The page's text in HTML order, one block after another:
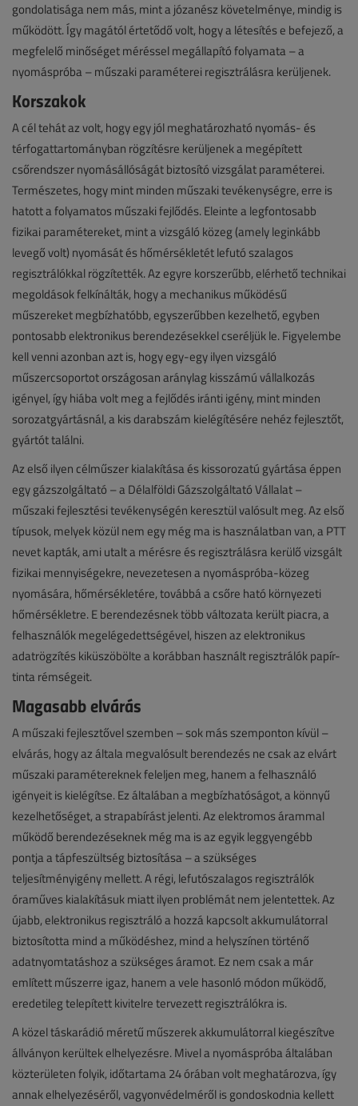
gondolatisága nem más, mint a józanész követelménye, mindig is
működött. Így magától értetődő volt, hogy a létesítés e befejező, a
megfelelő minőséget méréssel megállapító folyamata – a
nyomáspróba – műszaki paraméterei regisztrálásra kerüljenek.
Korszakok
A cél tehát az volt, hogy egy jól meghatározható nyomás- és
térfogattartományban rögzítésre kerüljenek a megépített
csőrendszer nyomásállóságát biztosító vizsgálat paraméterei.
Természetes, hogy mint minden műszaki tevékenységre, erre is
hatott a folyamatos műszaki fejlődés. Eleinte a legfontosabb
fizikai paramétereket, mint a vizsgáló közeg (amely leginkább
levegő volt) nyomását és hőmérsékletét lefutó szalagos
regisztrálókkal rögzítették. Az egyre korszerűbb, elérhető technikai
megoldások felkínálták, hogy a mechanikus működésű
műszereket megbízhatóbb, egyszerűbben kezelhető, egyben
pontosabb elektronikus berendezésekkel cseréljük le. Figyelembe
kell venni azonban azt is, hogy egy-egy ilyen vizsgáló
műszercsoportot országosan aránylag kisszámú vállalkozás
igényel, így hiába volt meg a fejlődés iránti igény, mint minden
sorozatgyártásnál, a kis darabszám kielégítésére nehéz fejlesztőt,
gyártót találni.
Az első ilyen célműszer kialakítása és kissorozatú gyártása éppen
egy gázszolgáltató – a Délalföldi Gázszolgáltató Vállalat –
műszaki fejlesztési tevékenységén keresztül valósult meg. Az első
típusok, melyek közül nem egy még ma is használatban van, a PTT
nevet kapták, ami utalt a mérésre és regisztrálásra kerülő vizsgált
fizikai mennyiségekre, nevezetesen a nyomáspróba-közeg
nyomására, hőmérsékletére, továbbá a csőre ható környezeti
hőmérsékletre. E berendezésnek több változata került piacra, a
felhasználók megelégedettségével, hiszen az elektronikus
adatrögzítés kiküszöbölte a korábban használt regisztrálók papír-
tinta rémségeit.
Magasabb elvárás
A műszaki fejlesztővel szemben – sok más szemponton kívül –
elvárás, hogy az általa megvalósult berendezés ne csak az elvárt
műszaki paramétereknek feleljen meg, hanem a felhasználó
igényeit is kielégítse. Ez általában a megbízhatóságot, a könnyű
kezelhetőséget, a strapabírást jelenti. Az elektromos árammal
működő berendezéseknek még ma is az egyik leggyengébb
pontja a tápfeszültség biztosítása – a szükséges
teljesítményigény mellett. A régi, lefutószalagos regisztrálók
óraműves kialakításuk miatt ilyen problémát nem jelentettek. Az
újabb, elektronikus regisztráló a hozzá kapcsolt akkumulátorral
biztosította mind a működéshez, mind a helyszínen történő
adatnyomtatáshoz a szükséges áramot. Ez nem csak a már
említett műszerre igaz, hanem a vele hasonló módon működő,
eredetileg telepített kivitelre tervezett regisztrálókra is.
A közel táskarádió méretű műszerek akkumulátorral kiegészítve
állványon kerültek elhelyezésre. Mivel a nyomáspróba általában
közterületen folyik, időtartama 24 órában volt meghatározva, így
annak elhelyezéséről, vagyonvédelméről is gondoskodnia kellett